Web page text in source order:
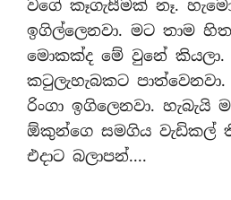
වගේ කෑගැසීමක් නෑ.
ඉගිල්ලෙනවා. මට තාම
මොකක්ද මේ වුනේ කියලා.
කටුලැහැබකට
රිංගා ඉගිලෙනවා. හැබැයි
ඕකුන්ගෙ සමගිය වැඩිකල්
එදාට බලාපන්....